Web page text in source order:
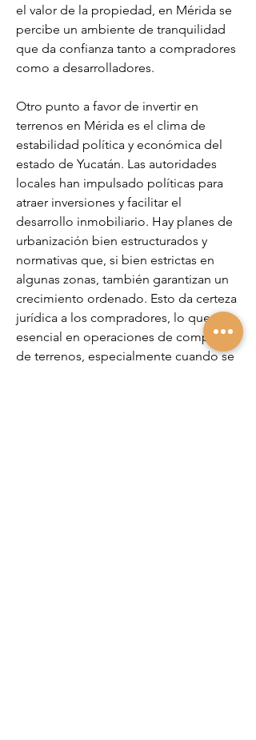
el valor de la propiedad, en Mérida se
percibe un ambiente de tranquilidad
que da confianza tanto a compradores
como a desarrolladores.
Otro punto a favor de invertir en
terrenos en Mérida es el clima de
estabilidad política y económica del
estado de Yucatán. Las autoridades
locales han impulsado políticas para
atraer inversiones y facilitar el
desarrollo inmobiliario. Hay planes de
urbanización bien estructurados y
normativas que, si bien estrictas en
algunas zonas, también garantizan un
crecimiento ordenado. Esto da certeza
jurídica a los compradores, lo que es
esencial en operaciones de compra
de terrenos, especialmente cuando se